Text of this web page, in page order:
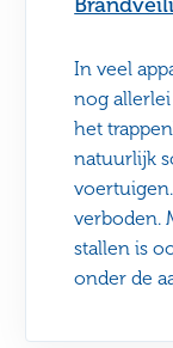
In veel
nog
het
natuurlijk
verboden.
stallen is
onder de